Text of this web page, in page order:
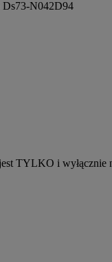
Ds73-N042D94
TYLKO i wyłącznie